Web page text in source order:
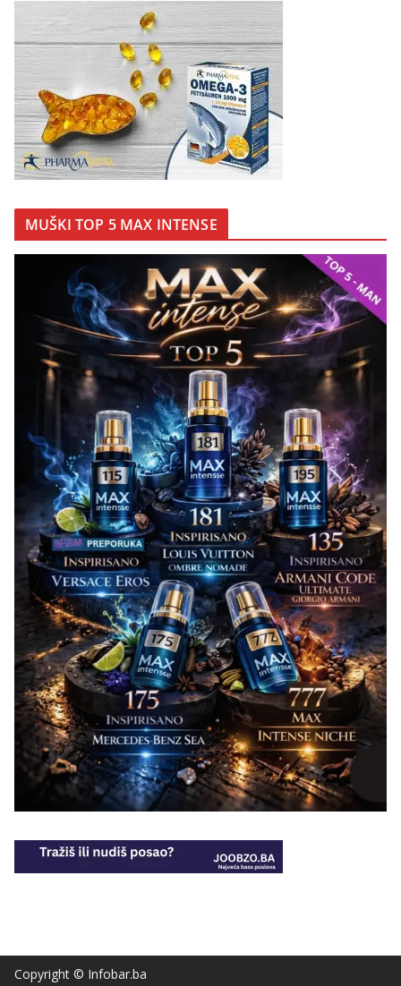
MUŠKI TOP 5 MAX INTENSE
Copyright © Infobar.ba